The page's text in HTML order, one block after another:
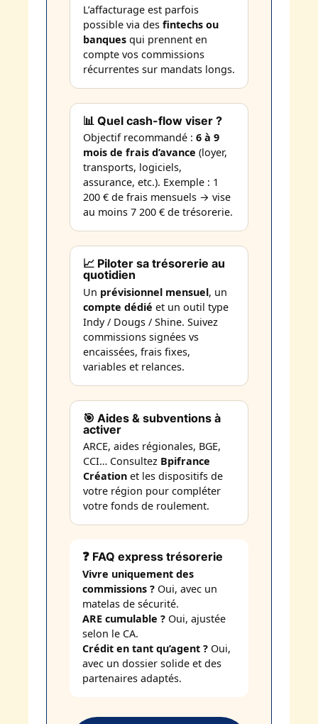
L’affacturage est parfois
possible via des fintechs ou
banques qui prennent en
compte vos commissions
récurrentes sur mandats longs.
📊 Quel cash-flow viser ?
Objectif recommandé : 6 à 9
mois de frais d’avance (loyer,
transports, logiciels,
assurance, etc.). Exemple : 1
200 € de frais mensuels → vise
au moins 7 200 € de trésorerie.
📈 Piloter sa trésorerie au
quotidien
Un prévisionnel mensuel, un
compte dédié et un outil type
Indy / Dougs / Shine. Suivez
commissions signées vs
encaissées, frais fixes,
variables et relances.
🎯 Aides & subventions à
activer
ARCE, aides régionales, BGE,
CCI… Consultez Bpifrance
Création et les dispositifs de
votre région pour compléter
votre fonds de roulement.
❓ FAQ express trésorerie
Vivre uniquement des
commissions ? Oui, avec un
matelas de sécurité.
ARE cumulable ? Oui, ajustée
selon le CA.
Crédit en tant qu’agent ? Oui,
avec un dossier solide et des
partenaires adaptés.